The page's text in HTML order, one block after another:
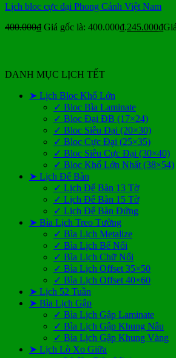
Lịch bloc cực đại Phong Cảnh Việt Nam
400.000₫ Giá gốc là: 400.000₫.245.000₫
DANH MỤC LỊCH TẾT
➤ Lịch Bloc Khổ Lớn
✓ Bloc Bìa Laminate
✓ Bloc Đại ĐB (17×24)
✓ Bloc Siêu Đại (20×30)
✓ Bloc Cực Đại (25×35)
✓ Bloc Siêu Cực Đại (30×40)
✓ Bloc Khổ Lớn Nhất (38×54)
➤ Lịch Để Bàn
✓ Lịch Để Bàn 13 Tờ
✓ Lịch Để Bàn 15 Tờ
✓ Lịch Để Bàn Đứng
➤ Bìa Lịch Treo Tường
✓ Bìa Lịch Metalize
✓ Bìa Lịch Bế Nổi
✓ Bìa Lịch Chữ Nổi
✓ Bìa Lịch Offset 35×50
✓ Bìa Lịch Offset 40×60
➤ Lịch 52 Tuần
➤ Bìa Lịch Gập
✓ Bìa Lịch Gập Laminate
✓ Bìa Lịch Gập Khung Nâu
✓ Bìa Lịch Gập Khung Vàng
➤ Lịch Lò Xo Giữa